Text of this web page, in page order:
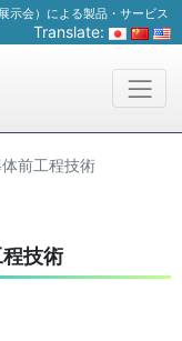
示会）による製品・サービス
Translate:
前工程技術
技術